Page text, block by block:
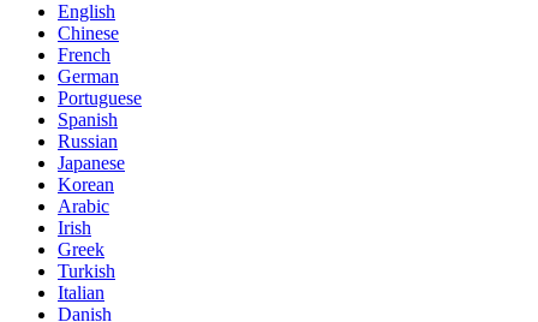
English
Chinese
French
German
Portuguese
Spanish
Russian
Japanese
Korean
Arabic
Irish
Greek
Turkish
Italian
Danish